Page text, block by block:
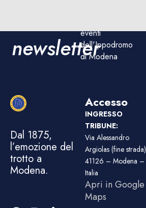
newsletter
eventi
dell'Ippodromo
di Modena
Dal 1875,
l’emozione del
trotto a
Modena.
Accesso
INGRESSO
TRIBUNE:
Via Alessandro
Argiolas (fine strada)
41126 – Modena –
Italia
Apri in Google
Maps